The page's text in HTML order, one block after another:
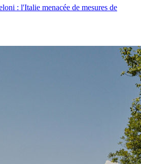
: l'Italie menacée de mesures de